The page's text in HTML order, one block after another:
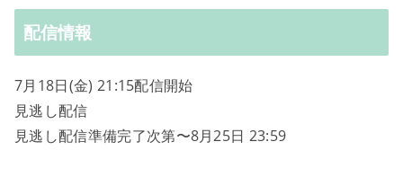
配信情報
7月18日(金) 21:15配信開始
見逃し配信
見逃し配信準備完了次第〜8月25日 23:59